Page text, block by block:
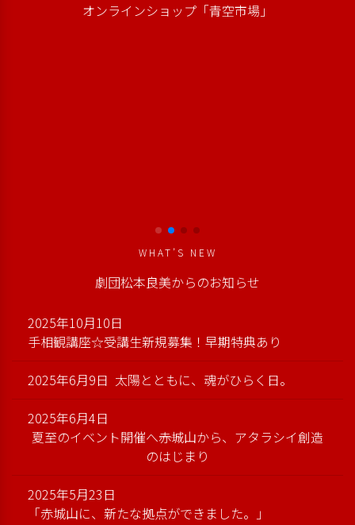
オンラインショップ「青空市場」
WHAT’S NEW
劇団松本良美からのお知らせ
2025年10月10日
手相観講座☆受講生新規募集！早期特典あり
2025年6月9日 太陽とともに、魂がひらく日。
2025年6月4日
夏至のイベント開催へ――赤城山から、アタラシイ創造
のはじまり
2025年5月23日
「赤城山に、新たな拠点ができました。」